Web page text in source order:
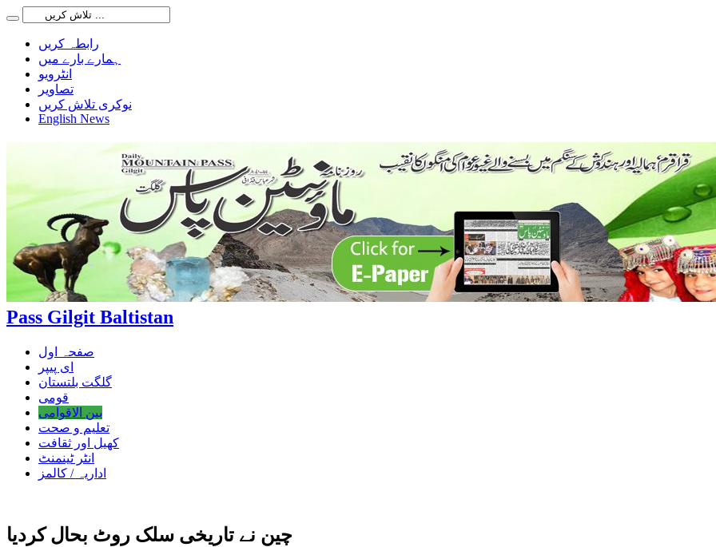
رابطہ کریں
ہمارے بارے میں
انٹرویو
تصاویر
نوکری تلاش کریں
English News
Pass Gilgit Baltistan
صفحہ اول
ای پیپر
گلگت بلتستان
قومی
بین الاقوامی
تعلیم و صحت
کھیل اور ثقافت
انٹر ٹینمنٹ
اداریہ / کالمز
چین نے تاریخی سلک روٹ بحال کردیا